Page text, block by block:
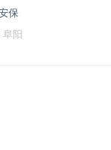
保
阳